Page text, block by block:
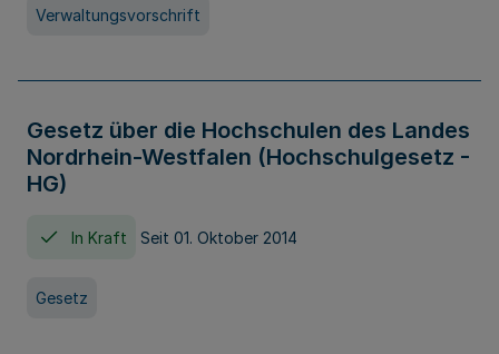
Verwaltungsvorschrift
Gesetz über die Hochschulen des Landes
Nordrhein-Westfalen (Hochschulgesetz -
HG)
In Kraft Seit 01. Oktober 2014
Gesetz